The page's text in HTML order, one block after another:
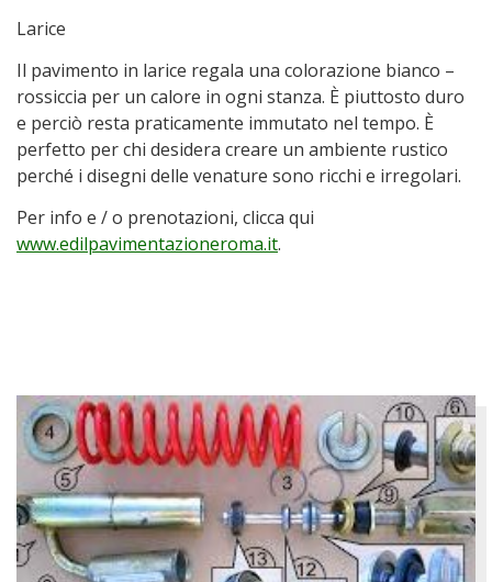
Larice
Il pavimento in larice regala una colorazione bianco –
rossiccia per un calore in ogni stanza. È piuttosto duro
e perciò resta praticamente immutato nel tempo. È
perfetto per chi desidera creare un ambiente rustico
perché i disegni delle venature sono ricchi e irregolari.
Per info e / o prenotazioni, clicca qui
www.edilpavimentazioneroma.it.